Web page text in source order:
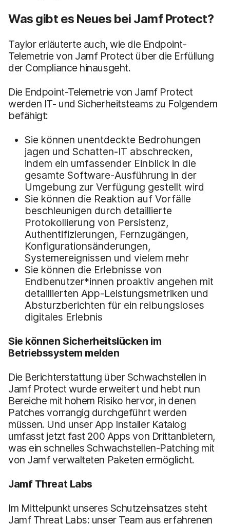
Was gibt es Neues bei Jamf Protect?
Taylor erläuterte auch, wie die Endpoint-
Telemetrie von Jamf Protect über die Erfüllung
der Compliance hinausgeht.
Die Endpoint-Telemetrie von Jamf Protect
werden IT- und Sicherheitsteams zu Folgendem
befähigt:
Sie können unentdeckte Bedrohungen
jagen und Schatten-IT abschrecken,
indem ein umfassender Einblick in die
gesamte Software-Ausführung in der
Umgebung zur Verfügung gestellt wird
Sie können die Reaktion auf Vorfälle
beschleunigen durch detaillierte
Protokollierung von Persistenz,
Authentifizierungen, Fernzugängen,
Konfigurationsänderungen,
Systemereignissen und vielem mehr
Sie können die Erlebnisse von
Endbenutzer*innen proaktiv angehen mit
detaillierten App-Leistungsmetriken und
Absturzberichten für ein reibungsloses
digitales Erlebnis
Sie können Sicherheitslücken im
Betriebssystem melden
Die Berichterstattung über Schwachstellen in
Jamf Protect wurde erweitert und hebt nun
Bereiche mit hohem Risiko hervor, in denen
Patches vorrangig durchgeführt werden
müssen. Und unser App Installer Katalog
umfasst jetzt fast 200 Apps von Drittanbietern,
was ein schnelles Schwachstellen-Patching mit
von Jamf verwalteten Paketen ermöglicht.
Jamf Threat Labs
Im Mittelpunkt unseres Schutzeinsatzes steht
Jamf Threat Labs: unser Team aus erfahrenen